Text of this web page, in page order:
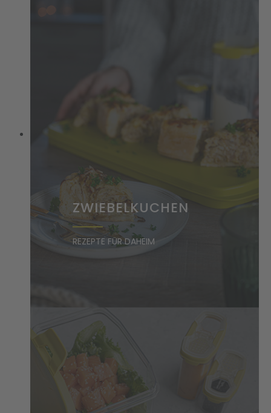
ZWIEBELKUCHEN
REZEPTE FÜR DAHEIM